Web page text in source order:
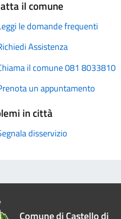
il comune
le domande frequenti
Assistenza
il comune 081 8033810
un appuntamento
in città
disservizio
Comune di Castello di